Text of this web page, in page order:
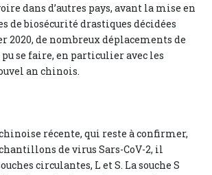
dans d’autres pays, avant la mise en
de biosécurité drastiques décidées
2020, de nombreux déplacements de
se faire, en particulier avec les
an chinois.
récente, qui reste à confirmer,
de virus Sars-CoV-2, il
circulantes, L et S. La souche S